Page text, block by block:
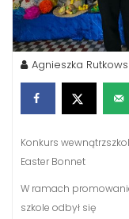
Agnieszka
Konkurs
Easter Bonnet
W ramach
szkole odbył się